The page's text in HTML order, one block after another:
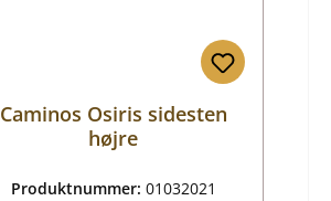
Caminos Osiris sidesten
højre
Produktnummer: 01032021